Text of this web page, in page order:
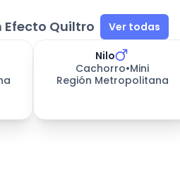
Quiltro Ver todas
Nilo
Cachorro•Mini
Región Metropolitana